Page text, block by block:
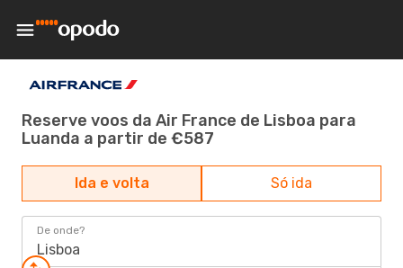
Reserve voos da Air France de Lisboa para
Luanda a partir de €587
Ida e volta Só ida
De onde?
Lisboa